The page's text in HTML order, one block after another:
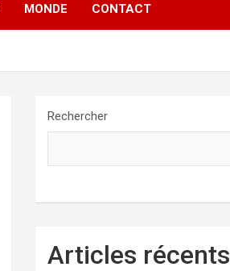
MONDE CONTACT
Rechercher
Articles récents